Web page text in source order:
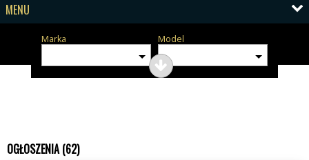
MENU
Marka Model
OGŁOSZENIA (62)